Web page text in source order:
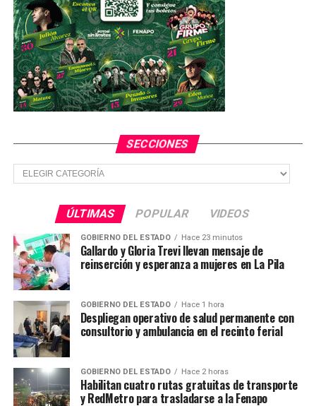
San Luis Capital y Transportes Flix firman convenio de
colaboración para impulsar el turismo
NO TE PIERDAS
Gobierno de Ciudad Fernández celebra a la niñez con
festejos simultáneos en comunidades
SECCIONES
Secciones
ÚLTIMAS POPULAR VIDEOS
GOBIERNO DEL ESTADO Hace 23 minutos
Gallardo y Gloria Trevi llevan mensaje de
reinserción y esperanza a mujeres en La Pila
GOBIERNO DEL ESTADO Hace 1 hora
Despliegan operativo de salud permanente con
consultorio y ambulancia en el recinto ferial
GOBIERNO DEL ESTADO Hace 2 horas
Habilitan cuatro rutas gratuitas de transporte
y RedMetro para trasladarse a la Fenapo